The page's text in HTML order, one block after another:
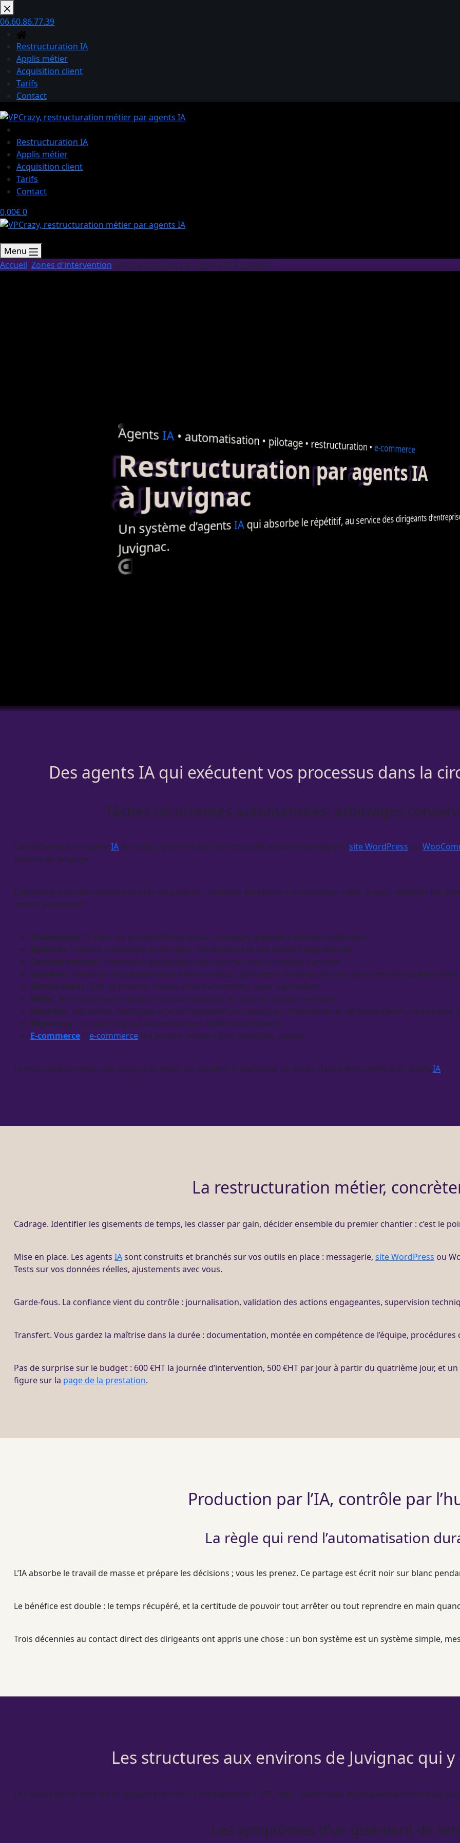
Passer
au
contenu
06.60.86.77.39
Restructuration IA
Applis métier
Acquisition client
Tarifs
Contact
Restructuration IA
Applis métier
Acquisition client
Tarifs
Contact
Panier
d’achat
0,00€0
Menu
Accueil Zones d'intervention Restructuration par agents IA à Juvignac
AgentsIA• automatisation• pilotage• restructuration•e-commerce
Restructuration par agents IA
à Juvignac
Un système d’agentsIAqui absorbe le répétitif, au service des dirigeants d’entreprise
Juvignac.
Des agents IA qui exécutent vos processus dans la
Tâches récurrentes automatisées, arbitrages
Concrètement, un agent IA lit, rédige, classe et agit sur vos outils actuels (messagerie, site WordPress ou
modèle de langage.
L’approche pour les entreprises près de Juvignac : prioriser les tâches à automatiser selon le gain, déployer les
rendre autonome.
Prospection : fichiers de prospection propres, messages adaptés, relances cadencées
Relances : relance automatique des devis, des impayés et des paniers abandonnés
Courrier entrant : traitement automatique du courrier avec validation humaine
Contenu : rédaction et publication de fiches produit, d’articles et de posts sociaux, avec contrôle qualité
Service client : SAV de premier niveau assuré en continu, sous supervision
Veille : les mouvements de votre marché détectés et résumés chaque semaine
Données : extraction, nettoyage et enrichissement de catalogues, d’annuaires et de bases clients, mise à jour
Reporting : un reporting qui arrive tout seul, lisible et commenté
E-commerce : l’e-commerce qui tourne : mises à jour, contrôles, alertes
La liste reste ouverte : dès qu’un processus est répétitif et passe par un écran, il peut être confié à un agent IA.
La restructuration métier,
Cadrage. Identifier les gisements de temps, les classer par gain, décider ensemble du premier chantier : c’est le
Mise en place. Les agents IAsont construits et branchés sur vos outils en place : messagerie, site WordPress ou
Tests sur vos données réelles, ajustements avec vous.
Garde-fous. La confiance vient du contrôle : journalisation, validation des actions engageantes, supervision
Transfert. Vous gardez la maîtrise dans la durée : documentation, montée en compétence de l’équipe, procédures
Pas de surprise sur le budget : 600 €HT la journée d’intervention, 500 €HT par jour à partir du quatrième jour, et
figure sur la page de la prestation.
Production par l’IA, contrôle par
La règle qui rend l’automatisation
L’IAabsorbe le travail de masse et prépare les décisions ; vous les prenez. Ce partage est écrit noir sur blanc
Le bénéfice est double : le temps récupéré, et la certitude de pouvoir tout arrêter ou tout reprendre en main
Trois décennies au contact direct des dirigeants ont appris une chose : un bon système est un système simple,
Les structures aux environs de Juvignac qui
Les mieux servis sont les dirigeants proches de l’opérationnel : TPE, PME, commerces et indépendants dont les
Les symptômes d’un gisement de